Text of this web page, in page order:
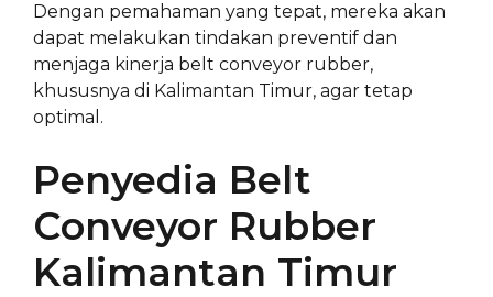
Dengan pemahaman yang tepat, mereka akan
dapat melakukan tindakan preventif dan
menjaga kinerja belt conveyor rubber,
khususnya di Kalimantan Timur, agar tetap
optimal.
Penyedia Belt
Conveyor Rubber
Kalimantan Timur